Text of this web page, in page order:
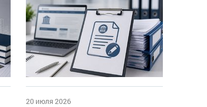
20 июля 2026